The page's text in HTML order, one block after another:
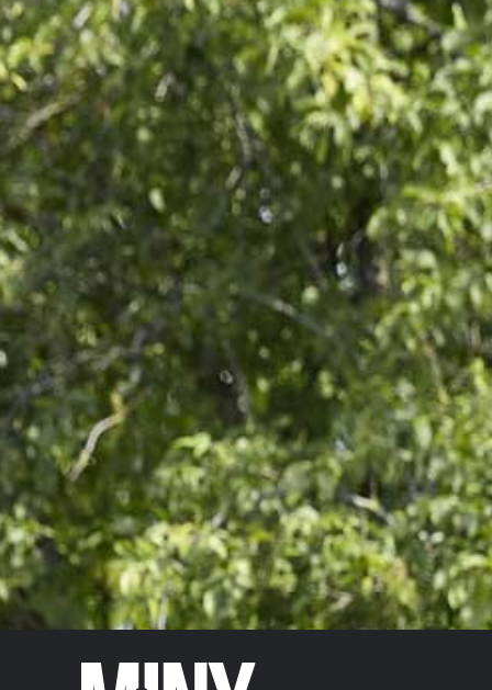
NOMMERLAYEN
KRAIDERLIKÖR VOL.25%
15,00€ –19,00€
TVA abegraff
Gréisst